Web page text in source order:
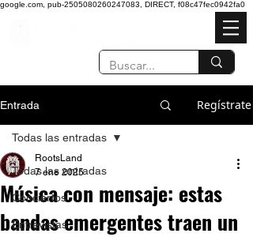
google.com, pub-2505080260247083, DIRECT, f08c47fec0942fa0
Entrada Regístrate
Todas las entradas
Conciertos
Entrevistas
Todas las entradas
Música con mensaje: estas
bandas emergentes traen un
RootsLand
7 ene 2025